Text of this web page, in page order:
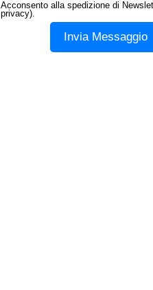
Acconsento alla spedizione di
privacy).
Invia Messaggio